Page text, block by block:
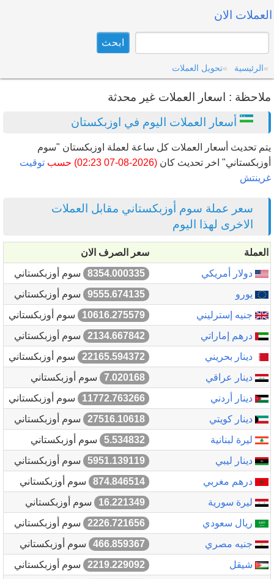
العملات الان
الرئيسية تحويل العملات
ملاحظة : اسعار العملات غير محدثة
أسعار العملات اليوم في اوزبكستان
يتم تحديث أسعار العملات كل ساعة لعملة اوزبكستان "سوم
أوزبكستاني" اخر تحديث كان (2026-08-07 02:23) حسب
توقيت
غرينتش
سعر عملة سوم أوزبكستاني مقابل العملات
الاخرى لهذا اليوم
العملة
سعر الصرف الان
دولار أمريكي
8354.000335
سوم أوزبكستاني
يورو
9555.674135
سوم أوزبكستاني
جنيه إسترليني
10616.275579
سوم أوزبكستاني
درهم إماراتي
2134.667842
سوم أوزبكستاني
دينار بحريني
22165.594372
سوم أوزبكستاني
دينار عراقي
7.020168
سوم أوزبكستاني
دينار أردني
11772.763266
سوم أوزبكستاني
دينار كويتي
27516.10618
سوم أوزبكستاني
ليرة لبنانية
5.534832
سوم أوزبكستاني
دينار ليبي
5951.139119
سوم أوزبكستاني
درهم مغربي
874.846514
سوم أوزبكستاني
ليرة سورية
16.221349
سوم أوزبكستاني
ريال سعودي
2226.721656
سوم أوزبكستاني
جنيه مصري
466.859367
سوم أوزبكستاني
شيقل
2219.229092
سوم أوزبكستاني